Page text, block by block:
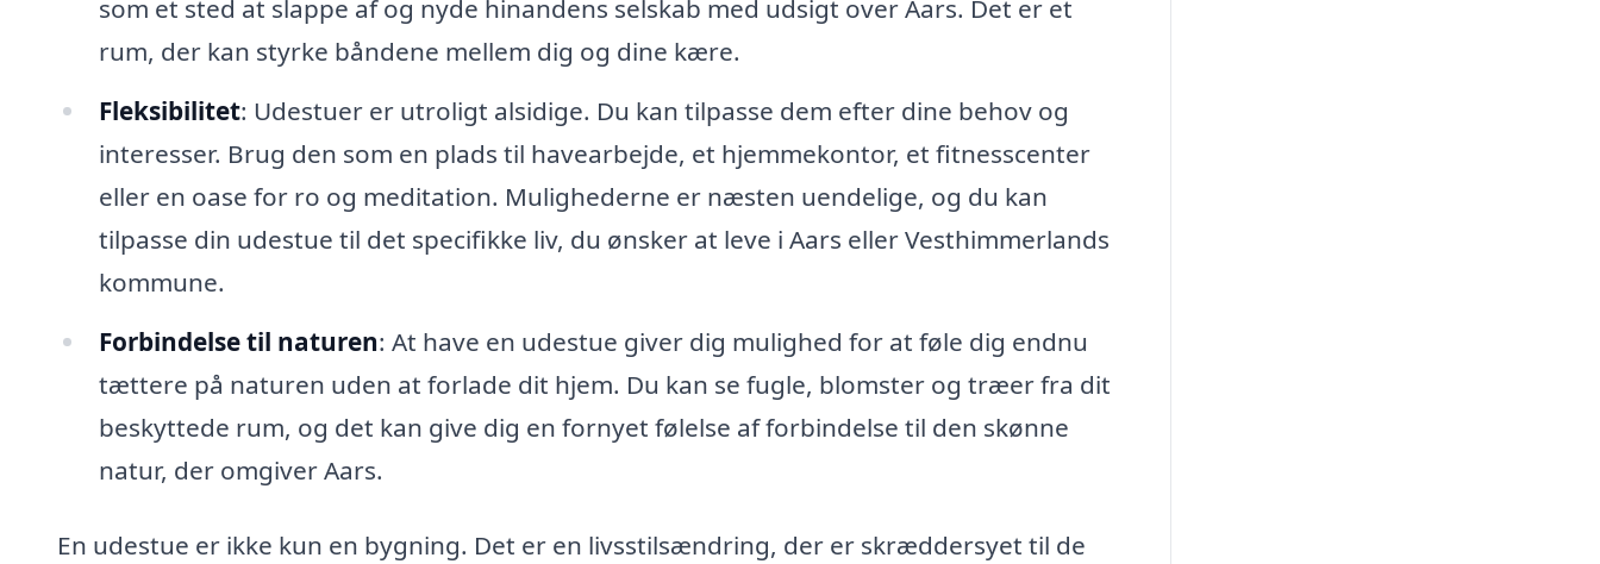
som et sted at slappe af og nyde hinandens selskab med udsigt over Aars. Det er et
rum, der kan styrke båndene mellem dig og dine kære.
Fleksibilitet: Udestuer er utroligt alsidige. Du kan tilpasse dem efter dine behov og
interesser. Brug den som en plads til havearbejde, et hjemmekontor, et fitnesscenter
eller en oase for ro og meditation. Mulighederne er næsten uendelige, og du kan
tilpasse din udestue til det specifikke liv, du ønsker at leve i Aars eller Vesthimmerlands
kommune.
Forbindelse til naturen: At have en udestue giver dig mulighed for at føle dig endnu
tættere på naturen uden at forlade dit hjem. Du kan se fugle, blomster og træer fra dit
beskyttede rum, og det kan give dig en fornyet følelse af forbindelse til den skønne
natur, der omgiver Aars.
En udestue er ikke kun en bygning. Det er en livsstilsændring, der er skræddersyet til de